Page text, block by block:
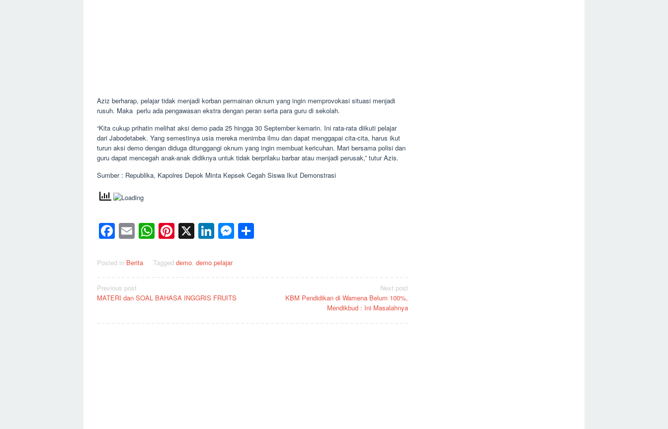
Aziz berharap, pelajar tidak menjadi korban permainan oknum yang ingin memprovokasi situasi menjadi
rusuh. Maka perlu ada pengawasan ekstra dengan peran serta para guru di sekolah.
“Kita cukup prihatin melihat aksi demo pada 25 hingga 30 September kemarin. Ini rata-rata diikuti pelajar
dari Jabodetabek. Yang semestinya usia mereka menimba ilmu dan dapat menggapai cita-cita, harus ikut
turun aksi demo dengan diduga ditunggangi oknum yang ingin membuat kericuhan. Mari bersama polisi dan
guru dapat mencegah anak-anak didiknya untuk tidak berprilaku barbar atau menjadi perusak,” tutur Azis.
Sumber : Republika, Kapolres Depok Minta Kepsek Cegah Siswa Ikut Demonstrasi
Facebook
EmailWhatsApp
Pinterest
X LinkedIn
Messenger
Share
Posted in Berita Tagged demo, demo pelajar
Post
navigation
Previous post
MATERI dan SOAL BAHASA INGGRIS FRUITS
Next post
KBM Pendidikan di Wamena Belum 100%,
Mendikbud : Ini Masalahnya